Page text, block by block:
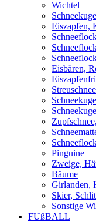
Wichtel
Eiszapfen,
Eisbären,
Streuschnee
Pinguine
Zweige,
Bäume
Girlanden,
Skier,
Sonstige
FUßBALL